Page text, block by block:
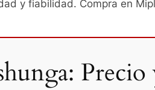
y fiabilidad. Compra en